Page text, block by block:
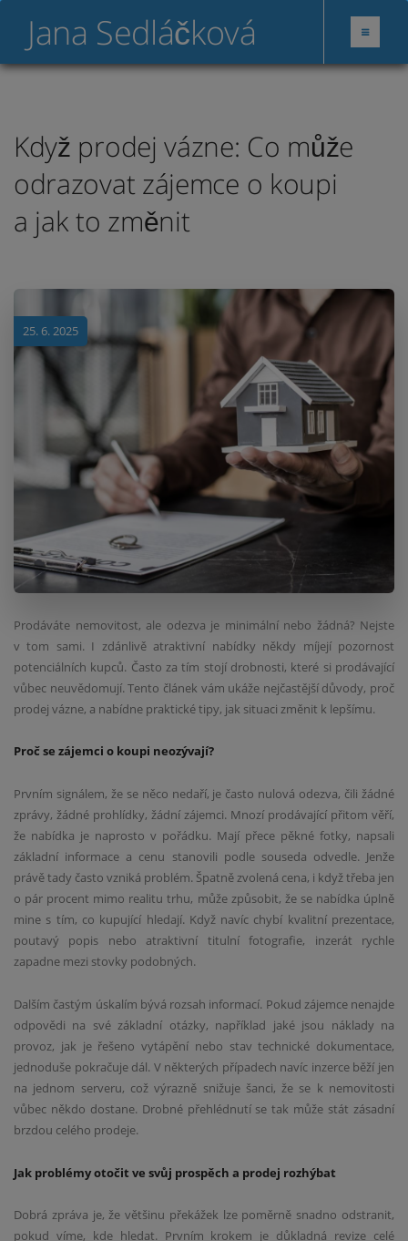
Jana Sedláčková
Když prodej vázne: Co může
odrazovat zájemce o koupi
a jak to změnit
25. 6. 2025
Prodáváte nemovitost, ale odezva je minimální nebo žádná? Nejste
v tom sami. I zdánlivě atraktivní nabídky někdy míjejí pozornost
potenciálních kupců. Často za tím stojí drobnosti, které si prodávající
vůbec neuvědomují. Tento článek vám ukáže nejčastější důvody, proč
prodej vázne, a nabídne praktické tipy, jak situaci změnit k lepšímu.
Proč se zájemci o koupi neozývají?
Prvním signálem, že se něco nedaří, je často nulová odezva, čili žádné
zprávy, žádné prohlídky, žádní zájemci. Mnozí prodávající přitom věří,
že nabídka je naprosto v pořádku. Mají přece pěkné fotky, napsali
základní informace a cenu stanovili podle souseda odvedle. Jenže
právě tady často vzniká problém. Špatně zvolená cena, i když třeba jen
o pár procent mimo realitu trhu, může způsobit, že se nabídka úplně
mine s tím, co kupující hledají. Když navíc chybí kvalitní prezentace,
poutavý popis nebo atraktivní titulní fotografie, inzerát rychle
zapadne mezi stovky podobných.
Dalším častým úskalím bývá rozsah informací. Pokud zájemce nenajde
odpovědi na své základní otázky, například jaké jsou náklady na
provoz, jak je řešeno vytápění nebo stav technické dokumentace,
jednoduše pokračuje dál. V některých případech navíc inzerce běží jen
na jednom serveru, což výrazně snižuje šanci, že se k nemovitosti
vůbec někdo dostane. Drobné přehlédnutí se tak může stát zásadní
brzdou celého prodeje.
Jak problémy otočit ve svůj prospěch a prodej rozhýbat
Dobrá zpráva je, že většinu překážek lze poměrně snadno odstranit,
pokud víme, kde hledat. Prvním krokem je důkladná revize celé